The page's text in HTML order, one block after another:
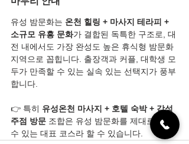
유성 밤문화는 온천 힐링 + 마사지 테라피 +
소규모 유흥 문화가 결합된 독특한 구조로, 대
전 내에서도 가장 완성도 높은 휴식형 밤문화
지역으로 꼽힙니다. 출장객과 커플, 대학생 모
두가 만족할 수 있는 실속 있는 선택지가 풍부
합니다.
👉 특히 유성온천 마사지 + 호텔 숙박 + 감성
주점 방문 조합은 유성 밤문화를 제대로 즐길
수 있는 대표 코스라 할 수 있습니다.